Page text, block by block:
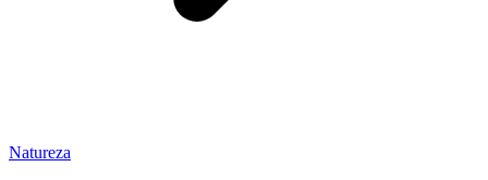
Natureza